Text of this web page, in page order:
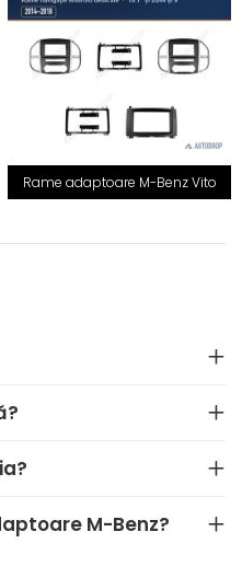
Rame adaptoare M-Benz Vito
M-Benz?